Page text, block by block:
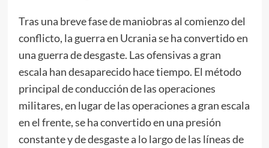
Tras una breve fase de maniobras al comienzo del
conflicto, la guerra en Ucrania se ha convertido en
una guerra de desgaste. Las ofensivas a gran
escala han desaparecido hace tiempo. El método
principal de conducción de las operaciones
militares, en lugar de las operaciones a gran escala
en el frente, se ha convertido en una presión
constante y de desgaste a lo largo de las líneas de